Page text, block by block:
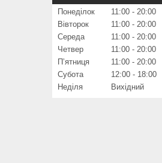
Понеділок 11:00
20:00
Вівторок
11:00
20:00
Середа
11:00
20:00
Четвер
11:00
20:00
Пʼятниця
11:00
20:00
Субота
12:00
18:00
Неділя
Вихідний